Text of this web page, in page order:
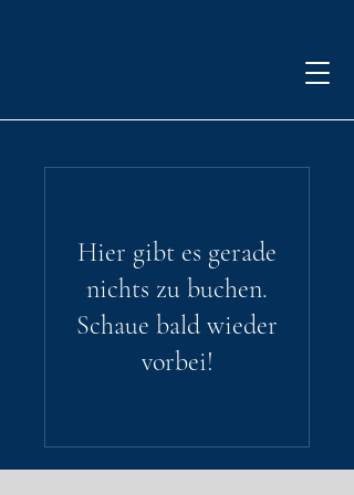
Hier gibt es gerade
nichts zu buchen.
Schaue bald wieder
vorbei!